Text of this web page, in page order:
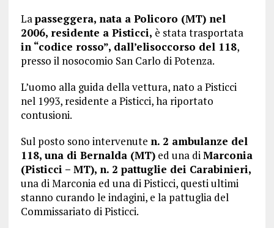
Lapasseggera, nata a Policoro (MT) nel
2006, residente a Pisticci, è stata trasportata
in “codice rosso”, dall’elisoccorso del 118,
presso il nosocomio San Carlo di Potenza.
L’uomo alla guida della vettura, nato a Pisticci
nel 1993, residente a Pisticci, ha riportato
contusioni.
Sul posto sono intervenute n. 2 ambulanze del
118, una di Bernalda (MT)ed una diMarconia
(Pisticci – MT), n. 2 pattuglie dei Carabinieri,
una di Marconia ed una di Pisticci, questi ultimi
stanno curando le indagini, e la pattuglia del
Commissariato di Pisticci.